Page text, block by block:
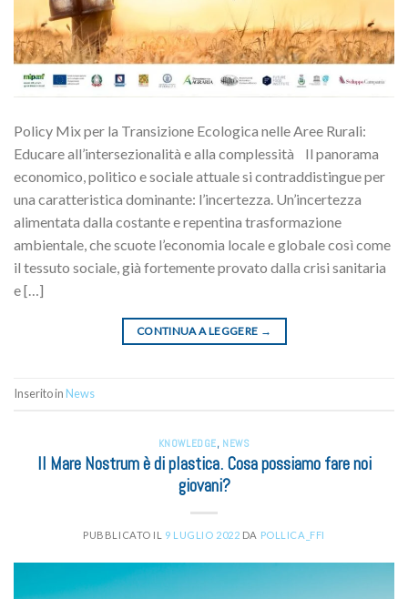
Policy Mix per la Transizione Ecologica nelle Aree Rurali:
Educare all’intersezionalità e alla complessità Il panorama
economico, politico e sociale attuale si contraddistingue per
una caratteristica dominante: l’incertezza. Un’incertezza
alimentata dalla costante e repentina trasformazione
ambientale, che scuote l’economia locale e globale così come
il tessuto sociale, già fortemente provato dalla crisi sanitaria
e […]
CONTINUA A LEGGERE →
Inserito in News
KNOWLEDGE, NEWS
Il Mare Nostrum è di plastica. Cosa possiamo fare noi
giovani?
PUBBLICATO IL 9 LUGLIO 2022 DA POLLICA_FFI